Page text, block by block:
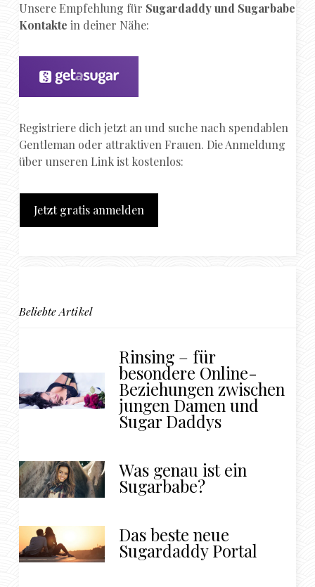
Unsere Empfehlung für Sugardaddy und Sugarbabe
Kontakte in deiner Nähe:
Registriere dich jetzt an und suche nach spendablen
Gentleman oder attraktiven Frauen. Die Anmeldung
über unseren Link ist kostenlos:
Jetzt gratis anmelden
Beliebte Artikel
Rinsing – für
besondere Online-
Beziehungen zwischen
jungen Damen und
Sugar Daddys
Was genau ist ein
Sugarbabe?
Das beste neue
Sugardaddy Portal